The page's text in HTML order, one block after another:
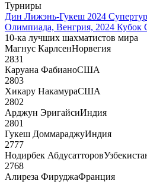
Турниры
Дин Лижэнь-Гукеш 2024
Олимпиада, Венгрия, 2024 Кубок
10-ка лучших шахматистов мира
Магнус КарлсенНорвегия
2831
Каруана ФабианоСША
2803
Хикару НакамураСША
2802
Арджун ЭригайсиИндия
2801
Гукеш ДоммараджуИндия
2777
Нодирбек Абдусатторов
2768
Алиреза ФируджаФранция